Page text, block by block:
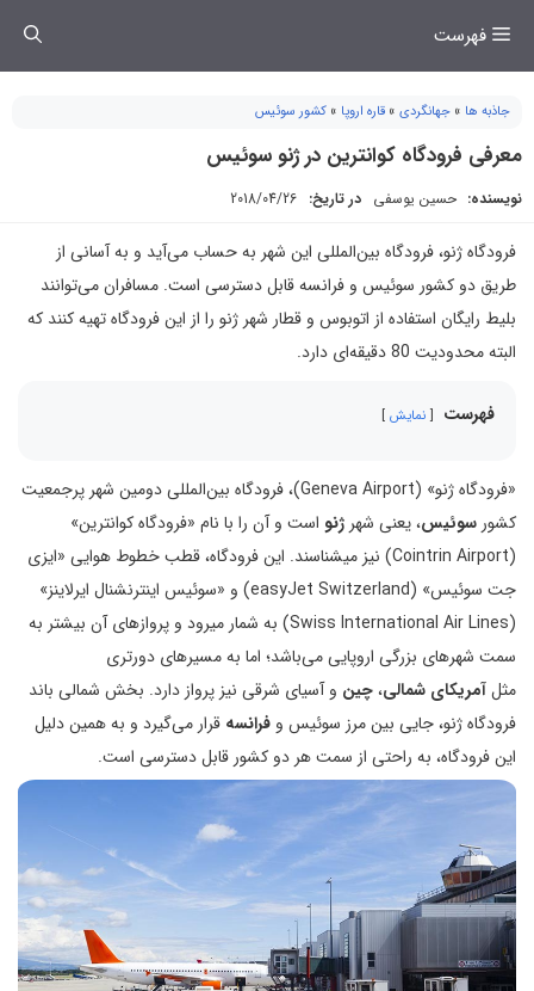
فهرست
جاذبه ها » جهانگردی » قاره اروپا » کشور سوئیس
معرفی فرودگاه کوانترین در ژنو سوئیس
نویسنده: حسین یوسفی در تاریخ: 2018/04/26
فرودگاه ژنو، فرودگاه بین‌المللی این شهر به حساب می‌آید و به آسانی از
طریق دو کشور سوئیس و فرانسه قابل دسترسی است. مسافران می‌توانند
بلیط رایگان استفاده از اتوبوس و قطار شهر ژنو را از این فرودگاه تهیه کنند که
البته محدودیت 80 دقیقه‌ای دارد.
فهرست نمایش
«فرودگاه ژنو» (Geneva Airport)، فرودگاه بین‌المللی دومین شهر پرجمعیت
کشور سوئیس، یعنی شهر ژنو است و آن را با نام «فرودگاه کوانترین»
(Cointrin Airport) نیز می‎شناسند. این فرودگاه، قطب خطوط هوایی «ایزی
جت سوئیس» (easyJet Switzerland) و «سوئیس اینترنشنال ایرلاینز»
(Swiss International Air Lines) به شمار می‎رود و پروازهای آن بیشتر به
سمت شهرهای بزرگی اروپایی می‌باشد؛ اما به مسیرهای دورتری
مثلآمریکای شمالی،چین و آسیای شرقی نیز پرواز دارد. بخش شمالی باند
فرودگاه ژنو، جایی بین مرز سوئیس و فرانسه قرار می‌گیرد و به همین دلیل
این فرودگاه، به راحتی از سمت هر دو کشور قابل دسترسی است.